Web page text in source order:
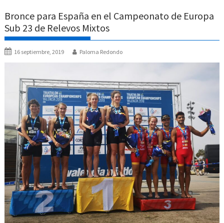
Bronce para España en el Campeonato de Europa
Sub 23 de Relevos Mixtos
16 septiembre, 2019 Paloma Redondo